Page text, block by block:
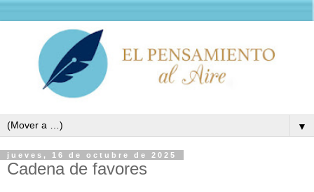
▼
jueves, 16 de octubre de 2025
Cadena de favores